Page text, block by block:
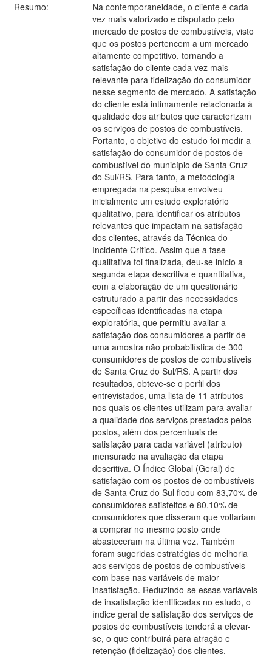
Resumo:
Na contemporaneidade, o cliente é cada
vez mais valorizado e disputado pelo
mercado de postos de combustíveis, visto
que os postos pertencem a um mercado
altamente competitivo, tornando a
satisfação do cliente cada vez mais
relevante para fidelização do consumidor
nesse segmento de mercado. A satisfação
do cliente está intimamente relacionada à
qualidade dos atributos que caracterizam
os serviços de postos de combustíveis.
Portanto, o objetivo do estudo foi medir a
satisfação do consumidor de postos de
combustível do município de Santa Cruz
do Sul/RS. Para tanto, a metodologia
empregada na pesquisa envolveu
inicialmente um estudo exploratório
qualitativo, para identificar os atributos
relevantes que impactam na satisfação
dos clientes, através da Técnica do
Incidente Crítico. Assim que a fase
qualitativa foi finalizada, deu-se início a
segunda etapa descritiva e quantitativa,
com a elaboração de um questionário
estruturado a partir das necessidades
específicas identificadas na etapa
exploratória, que permitiu avaliar a
satisfação dos consumidores a partir de
uma amostra não probabilística de 300
consumidores de postos de combustíveis
de Santa Cruz do Sul/RS. A partir dos
resultados, obteve-se o perfil dos
entrevistados, uma lista de 11 atributos
nos quais os clientes utilizam para avaliar
a qualidade dos serviços prestados pelos
postos, além dos percentuais de
satisfação para cada variável (atributo)
mensurado na avaliação da etapa
descritiva. O Índice Global (Geral) de
satisfação com os postos de combustíveis
de Santa Cruz do Sul ficou com 83,70% de
consumidores satisfeitos e 80,10% de
consumidores que disseram que voltariam
a comprar no mesmo posto onde
abasteceram na última vez. Também
foram sugeridas estratégias de melhoria
aos serviços de postos de combustíveis
com base nas variáveis de maior
insatisfação. Reduzindo-se essas variáveis
de insatisfação identificadas no estudo, o
índice geral de satisfação dos serviços de
postos de combustíveis tenderá a elevar-
se, o que contribuirá para atração e
retenção (fidelização) dos clientes.